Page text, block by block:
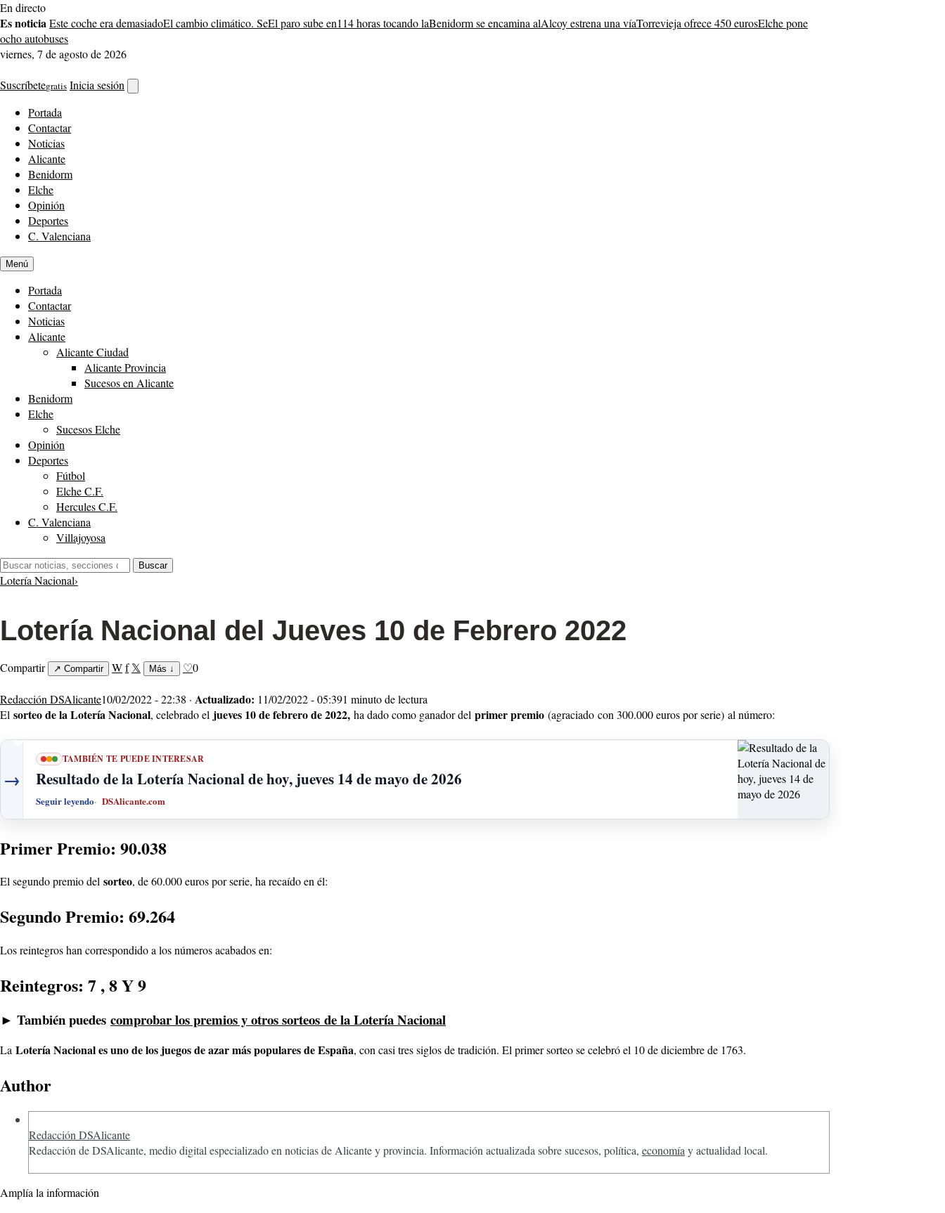
Saltar
al
contenido
En directo
Es noticiaEste coche era demasiadoEl cambio climático. SeEl paro sube en114 horas tocando laBenidorm se encamina alAlcoy estrena una víaTorrevieja ofrece 450 eurosElche pone
ocho autobuses
viernes, 7 de agosto de 2026
Suscríbetegratis Inicia sesión
buscador
Portada
Contactar
Noticias
Alicante
Benidorm
Elche
Opinión
Deportes
C. Valenciana
Menú
Portada
Contactar
Noticias
Alicante
Alicante Ciudad
Alicante Provincia
Sucesos en Alicante
Benidorm
Elche
Sucesos Elche
Opinión
Deportes
Fútbol
Elche C.F.
Hercules C.F.
C. Valenciana
Villajoyosa
Buscar:
Buscar
Lotería Nacional›
Lotería Nacional del Jueves 10 de Febrero 2022
Compartir ↗ Compartir Wf 𝕏 Más ↓ ♡0
Redacción DSAlicante10/02/2022 - 22:38 · Actualizado: 11/02/2022 - 05:391 minuto de lectura
El sorteo de la Lotería Nacional, celebrado el jueves 10 de febrero de 2022, ha dado como ganador del primer premio (agraciado con 300.000 euros por serie) al número:
→
TAMBIÉN TE PUEDE INTERESAR
Resultado de la Lotería Nacional de hoy, jueves 14 de mayo de 2026
Seguir leyendo DSAlicante.com
Primer Premio: 90.038
El segundo premio del sorteo, de 60.000 euros por serie, ha recaído en él:
Segundo Premio: 69.264
Los reintegros han correspondido a los números acabados en:
Reintegros: 7 , 8 Y 9
► También puedes comprobar los premios y otros sorteos de la Lotería Nacional
La Lotería Nacional es uno de los juegos de azar más populares de España, con casi tres siglos de tradición. El primer sorteo se celebró el 10 de diciembre de 1763.
Author
Redacción DSAlicante
Redacción de DSAlicante, medio digital especializado en noticias de Alicante y provincia. Información actualizada sobre sucesos, política, economía y actualidad local.
Amplía la información